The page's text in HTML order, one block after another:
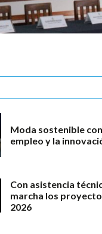
Moda sostenible
empleo y la
Con asistencia
marcha los
2026